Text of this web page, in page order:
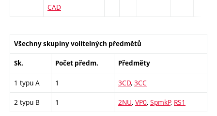
CAD
Všechny skupiny volitelných předmětů
Sk. Počet předm. Předměty
1 typu A 1 3CD, 3CC
2 typu B 1 2NU, VP0, SpmkP, RS1